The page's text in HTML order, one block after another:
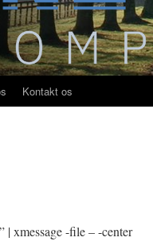
Kontakt os
xmessage -file – -center